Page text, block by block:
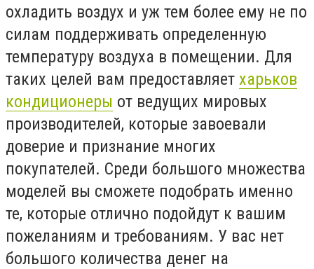
охладить воздух и уж тем более ему не по
силам поддерживать определенную
температуру воздуха в помещении. Для
таких целей вам предоставляет харьков
кондиционеры от ведущих мировых
производителей, которые завоевали
доверие и признание многих
покупателей. Среди большого множества
моделей вы сможете подобрать именно
те, которые отлично подойдут к вашим
пожеланиям и требованиям. У вас нет
большого количества денег на